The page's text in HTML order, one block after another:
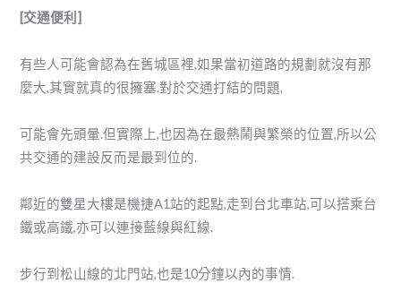
[交通便利]
有些人可能會認為在舊城區裡,如果當初道路的規劃就沒有那
麼大,其實就真的很擁塞.對於交通打結的問題,
可能會先頭暈.但實際上,也因為在最熱鬧與繁榮的位置,所以公
共交通的建設反而是最到位的.
鄰近的雙星大樓是機捷A1站的起點,走到台北車站,可以搭乘台
鐵或高鐵,亦可以連接藍線與紅線.
步行到松山線的北門站,也是10分鐘以內的事情.